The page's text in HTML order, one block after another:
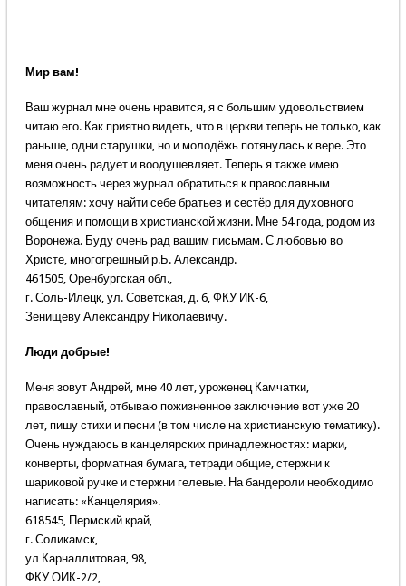
Мир вам!
Ваш журнал мне очень нравится, я с большим удовольствием
читаю его. Как приятно видеть, что в церкви теперь не только, как
раньше, одни старушки, но и молодёжь потянулась к вере. Это
меня очень радует и воодушевляет. Теперь я также имею
возможность через журнал обратиться к православным
читателям: хочу найти себе братьев и сестёр для духовного
общения и помощи в христианской жизни. Мне 54 года, родом из
Воронежа. Буду очень рад вашим письмам. С любовью во
Христе, многогрешный р.Б. Александр.
461505, Оренбургская обл.,
г. Соль-Илецк, ул. Советская, д. 6, ФКУ ИК-6,
Зенищеву Александру Николаевичу.
Люди добрые!
Меня зовут Андрей, мне 40 лет, уроженец Камчатки,
православный, отбываю пожизненное заключение вот уже 20
лет, пишу стихи и песни (в том числе на христианскую тематику).
Очень нуждаюсь в канцелярских принадлежностях: марки,
конверты, форматная бумага, тетради общие, стержни к
шариковой ручке и стержни гелевые. На бандероли необходимо
написать: «Канцелярия».
618545, Пермский край,
г. Соликамск,
ул Карналлитовая, 98,
ФКУ ОИК-2/2,